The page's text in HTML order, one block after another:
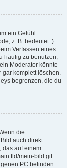
ein Gefühl
z. B. bedeutet :)
Verfassen eines
häufig zu benutzen,
Moderator könnte
gar komplett löschen.
begrenzen, die du
die
auch direkt
das auf einem
mein-bild.gif.
PC befinden